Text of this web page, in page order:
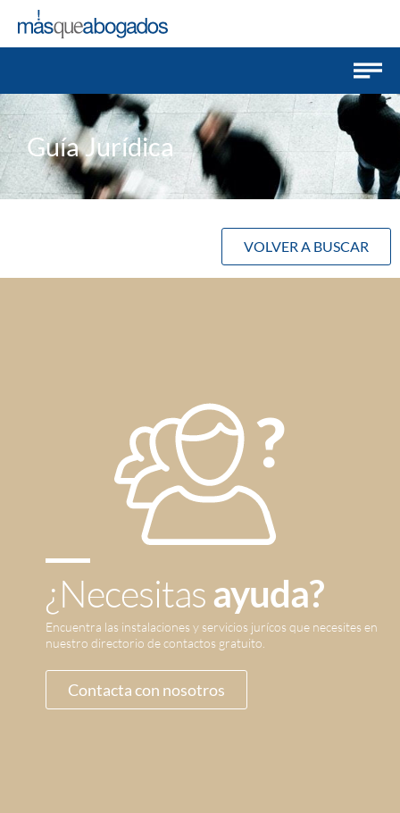
Guía Jurídica
VOLVER A BUSCAR
¿Necesitasayuda?
Encuentra las instalaciones y servicios jurícos que necesites en
nuestro directorio de contactos gratuito.
Contacta con nosotros